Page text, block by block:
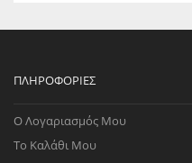
ΠΛΗΡΟΦΟΡΊΕΣ
Ο Λογαριασμός Μου
Το Καλάθι Μου